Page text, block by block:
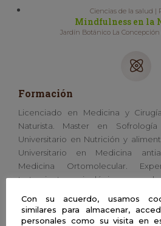
Ciencias de la salud |
Mindfulness en la
Jardín Botánico La Concepción
Formación
Licenciado en Medicina y
Naturista. Master en
Universitario en Nutrición y
Universitario en Medicina
Medicina Ortomolecular.
tratamientos psicológicos para
Medicina de Granada. Master en
Fitoterapia.
Con su acuerdo, usamos
similares para almacenar,
personales como su visita en